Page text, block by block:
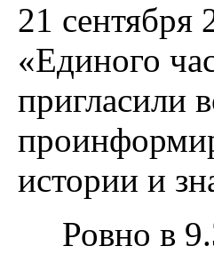
21 сентября
«Единого
пригласили
истории и
Ровно в